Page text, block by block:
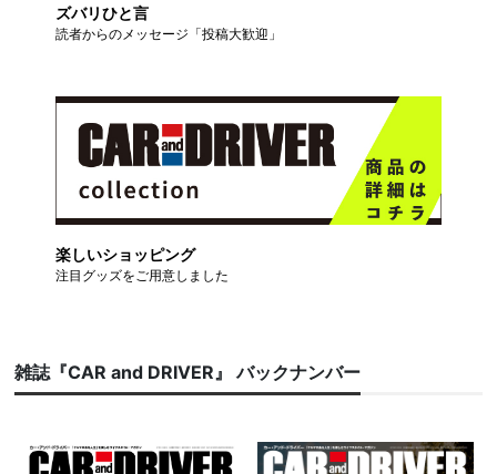
ズバリひと言
読者からのメッセージ「投稿大歓迎」
楽しいショッピング
注目グッズをご用意しました
雑誌『CAR and DRIVER』 バックナンバー